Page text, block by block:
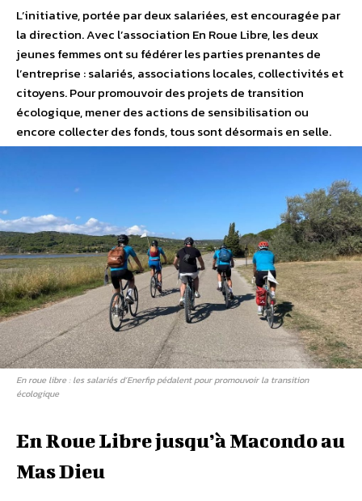
L’initiative, portée par deux salariées, est encouragée par
la direction. Avec l’association En Roue Libre, les deux
jeunes femmes ont su fédérer les parties prenantes de
l’entreprise : salariés, associations locales, collectivités et
citoyens. Pour promouvoir des projets de transition
écologique, mener des actions de sensibilisation ou
encore collecter des fonds, tous sont désormais en selle.
En roue libre : les salariés d’Enerfip pédalent pour promouvoir la transition
écologique
En Roue Libre jusqu’à Macondo au
Mas Dieu